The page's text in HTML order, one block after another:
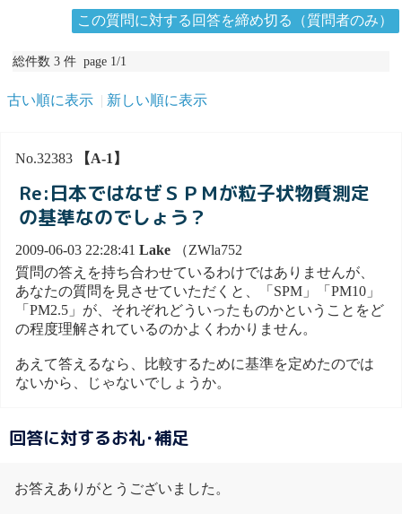
この質問に対する回答を締め切る（質問者のみ）
総件数 3 件 page 1/1
古い順に表示 新しい順に表示
No.32383 【A-1】
Re:日本ではなぜＳＰＭが粒子状物質測定
の基準なのでしょう？
2009-06-03 22:28:41 Lake （ZWla752
質問の答えを持ち合わせているわけではありませんが、
あなたの質問を見させていただくと、「SPM」「PM10」
「PM2.5」が、それぞれどういったものかということをど
の程度理解されているのかよくわかりません。
あえて答えるなら、比較するために基準を定めたのでは
ないから、じゃないでしょうか。
回答に対するお礼･補足
お答えありがとうございました。